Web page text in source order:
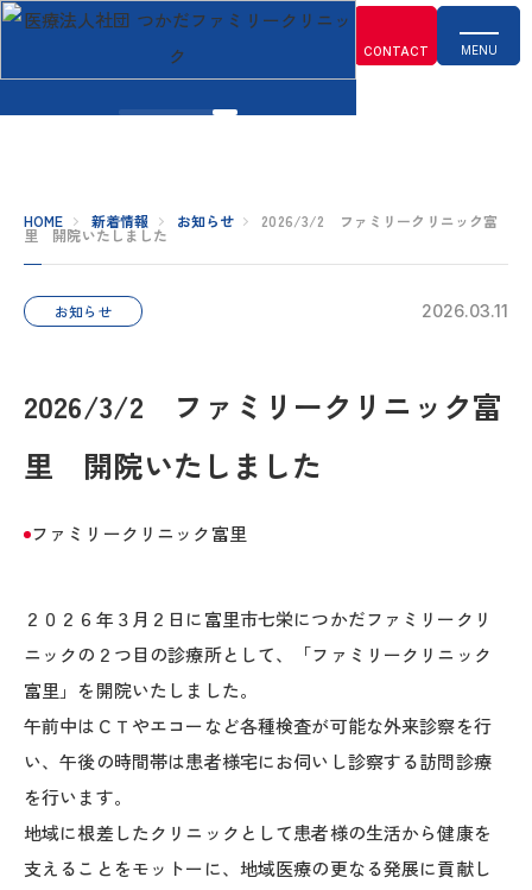
php
CONTACT MENU
HOME 新着情報 お知らせ 2026/3/2 ファミリークリニック富
里 開院いたしました
お知らせ 2026.03.11
2026/3/2 ファミリークリニック富
里 開院いたしました
ファミリークリニック富里
２０２６年３月２日に富里市七栄につかだファミリークリ
ニックの２つ目の診療所として、「ファミリークリニック
富里」を開院いたしました。
午前中はＣＴやエコーなど各種検査が可能な外来診察を行
い、午後の時間帯は患者様宅にお伺いし診察する訪問診療
を行います。
地域に根差したクリニックとして患者様の生活から健康を
支えることをモットーに、地域医療の更なる発展に貢献し